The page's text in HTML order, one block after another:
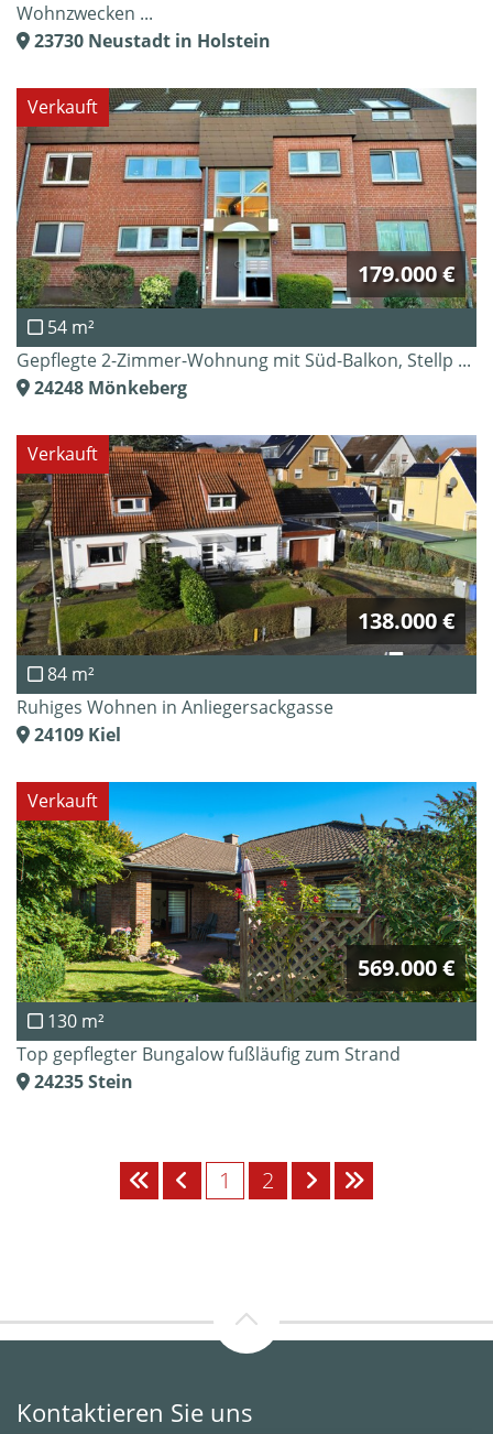
Wohnzwecken ...
23730 Neustadt in Holstein
Verkauft
179.000 €
54 m²
Gepflegte 2-Zimmer-Wohnung mit Süd-Balkon, Stellp ...
24248 Mönkeberg
Verkauft
138.000 €
84 m²
Ruhiges Wohnen in Anliegersackgasse
24109 Kiel
Verkauft
569.000 €
130 m²
Top gepflegter Bungalow fußläufig zum Strand
24235Stein
1 2
Kontaktieren Sie uns